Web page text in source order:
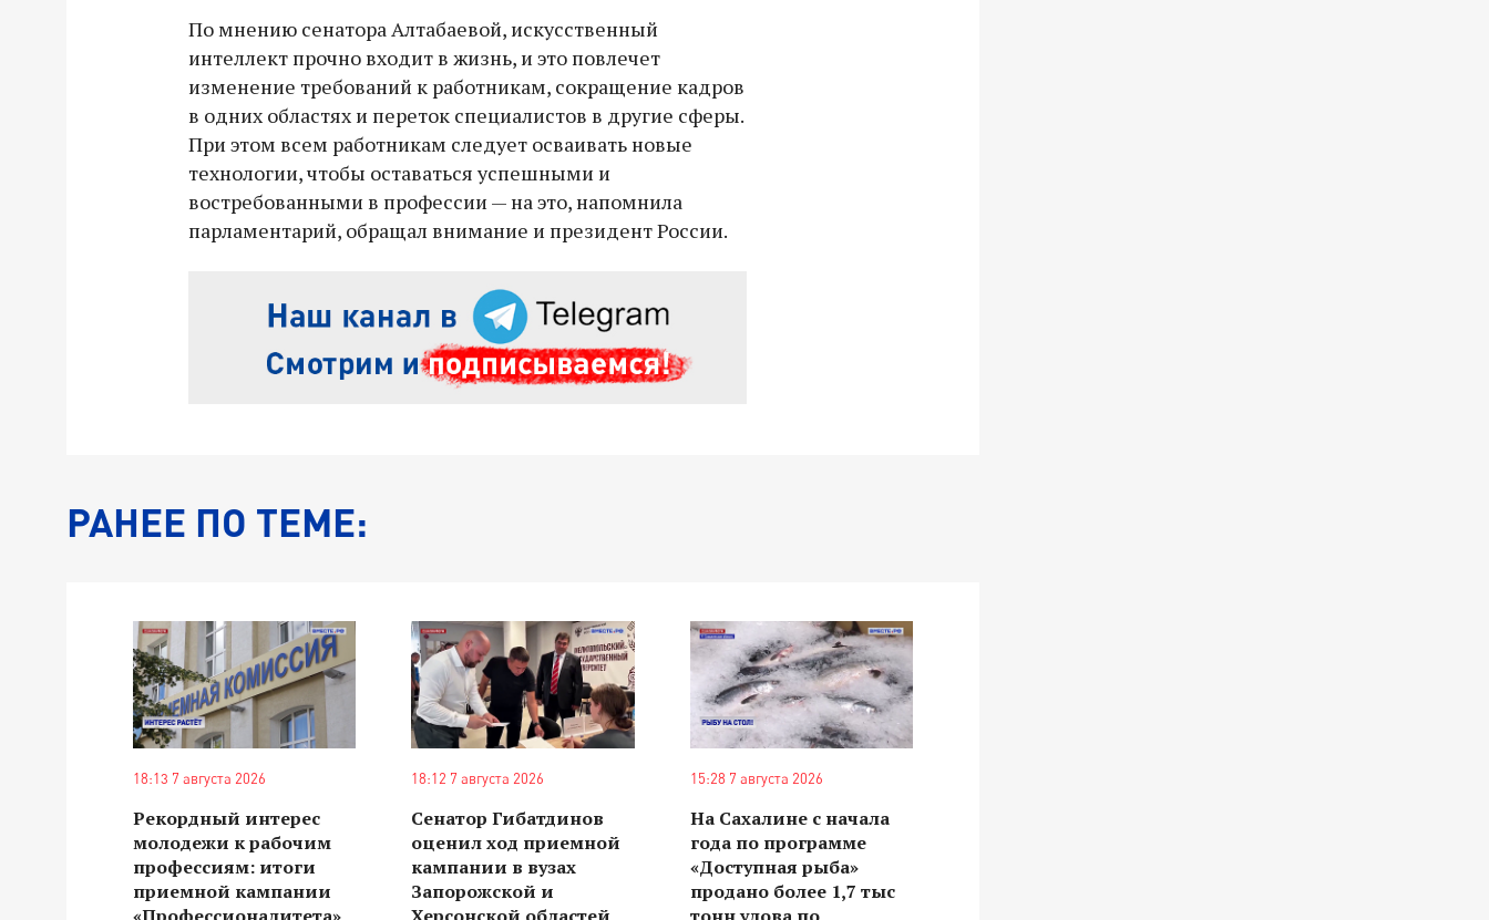
По мнению сенатора Алтабаевой, искусственный
интеллект прочно входит в жизнь, и это повлечет
изменение требований к работникам, сокращение кадров
в одних областях и переток специалистов в другие сферы.
При этом всем работникам следует осваивать новые
технологии, чтобы оставаться успешными и
востребованными в профессии — на это, напомнила
парламентарий, обращал внимание и президент России.
РАНЕЕ ПО ТЕМЕ:
18:13 7 августа 2026
Рекордный интерес
молодежи к рабочим
профессиям: итоги
приемной кампании
18:12 7 августа 2026
Сенатор Гибатдинов
оценил ход приемной
кампании в вузах
Запорожской и
15:28 7 августа 2026
На Сахалине с начала
года по программе
«Доступная рыба»
продано более 1,7 тыс